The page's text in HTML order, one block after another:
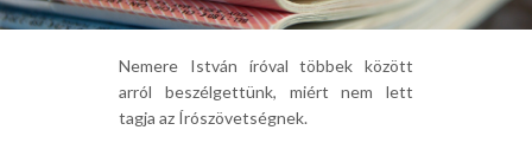
Nemere István íróval többek között
arról beszélgettünk, miért nem lett
tagja az Írószövetségnek.